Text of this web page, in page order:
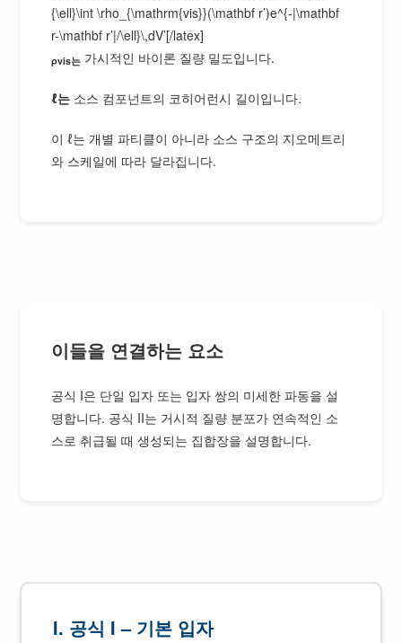
{\ell}\int \rho_{\mathrm{vis}}(\mathbf r’)e^{-|\mathbf
r-\mathbf r’|/\ell}\,dV’[/latex]
ρvis는 가시적인 바이론 질량 밀도입니다.
ℓ는 소스 컴포넌트의 코히어런시 길이입니다.
이 ℓ는 개별 파티클이 아니라 소스 구조의 지오메트리
와 스케일에 따라 달라집니다.
이들을 연결하는 요소
공식 I은 단일 입자 또는 입자 쌍의 미세한 파동을 설
명합니다. 공식 II는 거시적 질량 분포가 연속적인 소
스로 취급될 때 생성되는 집합장을 설명합니다.
I. 공식 I – 기본 입자